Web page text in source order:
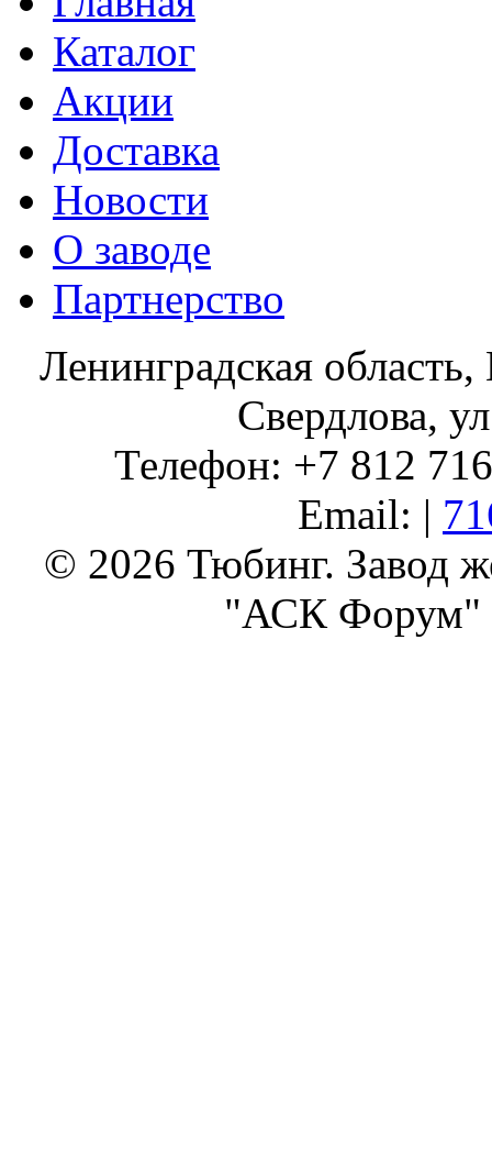
Каталог
Акции
Доставка
Новости
О заводе
Партнерство
Ленинградская
Свердлова,
Телефон: +7 812
Email: |
© 2026 Тюбинг. Завод
"АСК Форум"